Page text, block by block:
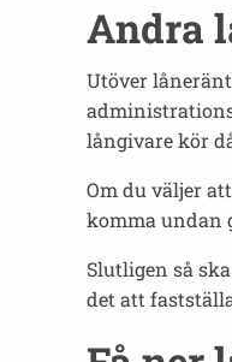
Andra
Utöver
långivare kör
Om du väljer
komma undan
Slutligen så
det att